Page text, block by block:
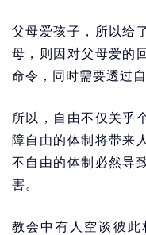
父母爱孩子，所以给
母，则因对父母爱的
命令，同时需要透过
所以，自由不仅关乎
障自由的体制将带来
不自由的体制必然导
害。
教会中有人空谈彼